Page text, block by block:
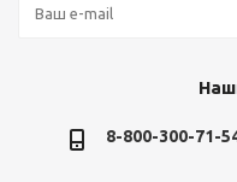
8-800-300-71-